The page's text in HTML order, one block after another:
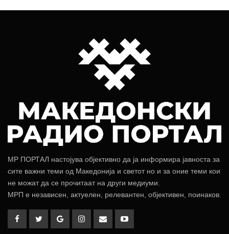
МР ПОРТАЛ настојува објективно да ја информира јавноста за
сите важни теми од Македонија и светот но и за оние теми кои
не можат да се прочитаат на други медиуми.
МРП е независен, актуелен, релевантен, објективен, поинаков.